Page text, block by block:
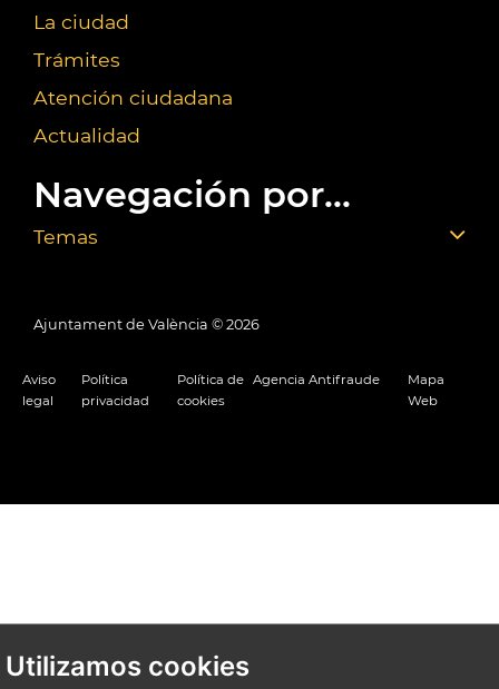
Utilizamos cookies
La ciudad
Trámites
Atención ciudadana
Actualidad
Navegación por...
Temas
Ajuntament de València © 2026
Aviso
legal
Política
privacidad
Política de
cookies
Agencia Antifraude
Mapa
Web